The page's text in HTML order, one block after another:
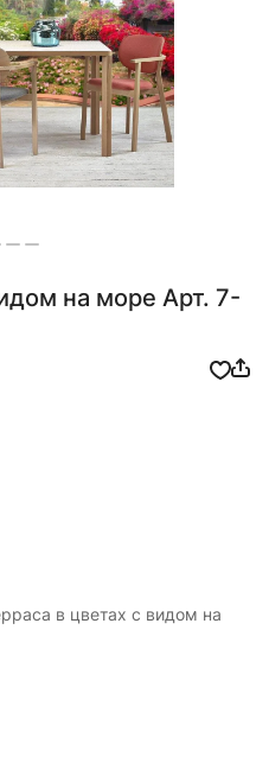
на море Арт. 7-
в цветах с видом на